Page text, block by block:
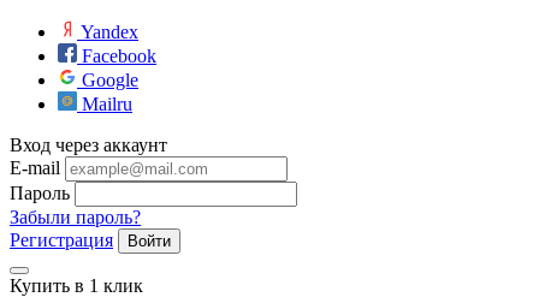
Yandex
Facebook
Google
Mailru
Вход через аккаунт
E-mail
Пароль
Забыли пароль?
Регистрация
Войти
Купить в 1 клик